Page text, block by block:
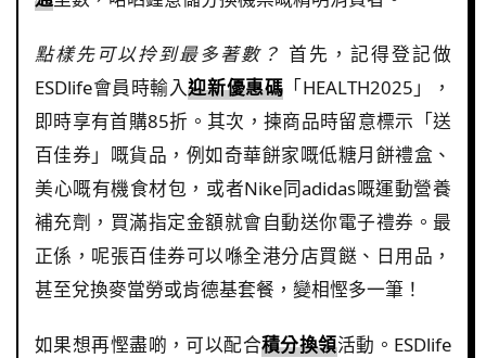
點樣先可以拎到最多著數？ 首先，記得登記做
ESDlife會員時輸入迎新優惠碼 「HEALTH2025」，
即時享有首購85折。其次，揀商品時留意標示「送
百佳券」嘅貨品，例如奇華餅家嘅低糖月餅禮盒、
美心嘅有機食材包，或者Nike同adidas嘅運動營養
補充劑，買滿指定金額就會自動送你電子禮券。最
正係，呢張百佳券可以喺全港分店買餸、日用品，
甚至兌換麥當勞或肯德基套餐，變相慳多一筆！
如果想再慳盡啲，可以配合積分換領活動。ESDlife